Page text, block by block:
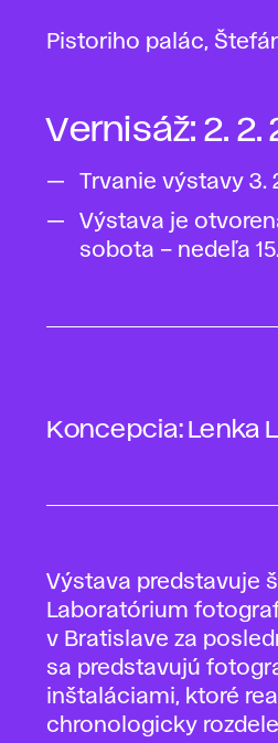
Pistoriho palác,
Vernisáž: 2. 2.
Trvanie výstavy 3.
Výstava je
sobota – nedeľa
Koncepcia: Lenka
Výstava predstavuje
Laboratórium
v Bratislave za
sa predstavujú
inštaláciami, ktoré
chronologicky